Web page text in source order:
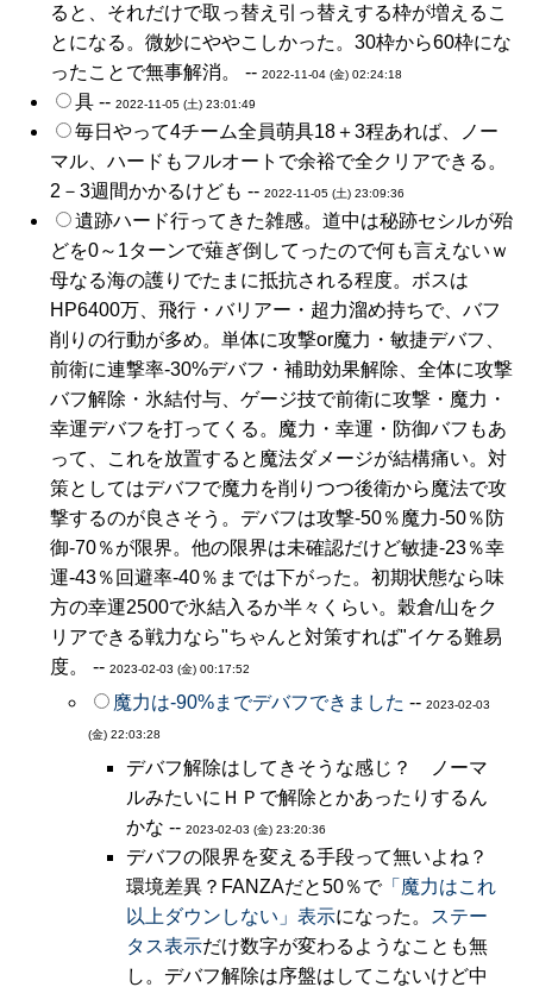
ると、それだけで取っ替え引っ替えする枠が増えるこ
とになる。微妙にややこしかった。30枠から60枠にな
ったことで無事解消。 -- 2022-11-04 (金) 02:24:18
具 -- 2022-11-05 (土) 23:01:49
毎日やって4チーム全員萌具18＋3程あれば、ノー
マル、ハードもフルオートで余裕で全クリアできる。
2－3週間かかるけども -- 2022-11-05 (土) 23:09:36
遺跡ハード行ってきた雑感。道中は秘跡セシルが殆
どを0～1ターンで薙ぎ倒してったので何も言えないｗ
母なる海の護りでたまに抵抗される程度。ボスは
HP6400万、飛行・バリアー・超力溜め持ちで、バフ
削りの行動が多め。単体に攻撃or魔力・敏捷デバフ、
前衛に連撃率-30%デバフ・補助効果解除、全体に攻撃
バフ解除・氷結付与、ゲージ技で前衛に攻撃・魔力・
幸運デバフを打ってくる。魔力・幸運・防御バフもあ
って、これを放置すると魔法ダメージが結構痛い。対
策としてはデバフで魔力を削りつつ後衛から魔法で攻
撃するのが良さそう。デバフは攻撃-50％魔力-50％防
御-70％が限界。他の限界は未確認だけど敏捷-23％幸
運-43％回避率-40％までは下がった。初期状態なら味
方の幸運2500で氷結入るか半々くらい。穀倉/山をク
リアできる戦力なら"ちゃんと対策すれば"イケる難易
度。 -- 2023-02-03 (金) 00:17:52
魔力は-90%までデバフできました -- 2023-02-03
(金) 22:03:28
デバフ解除はしてきそうな感じ？ ノーマ
ルみたいにＨＰで解除とかあったりするん
かな -- 2023-02-03 (金) 23:20:36
デバフの限界を変える手段って無いよね？
環境差異？FANZAだと50％で「魔力はこれ
以上ダウンしない」表示になった。
ステー
タス表示だけ数字が変わるようなことも無
し。デバフ解除は序盤はしてこないけど中